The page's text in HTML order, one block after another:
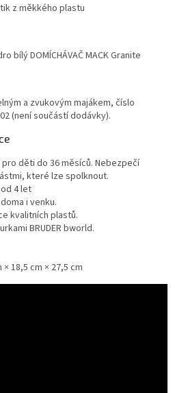
z měkkého plastu
bílý DOMÍCHÁVAČ MACK Granite
a zvukovým majákem, číslo
(není součástí dodávky).
děti do 36 měsíců. Nebezpečí
které lze spolknout.
4 let
i venku.
kvalitních plastů.
BRUDER bworld.
18,5 cm × 27,5 cm